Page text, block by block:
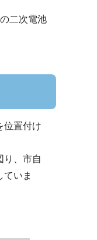
二次電池
位置付け
り、市自
いま